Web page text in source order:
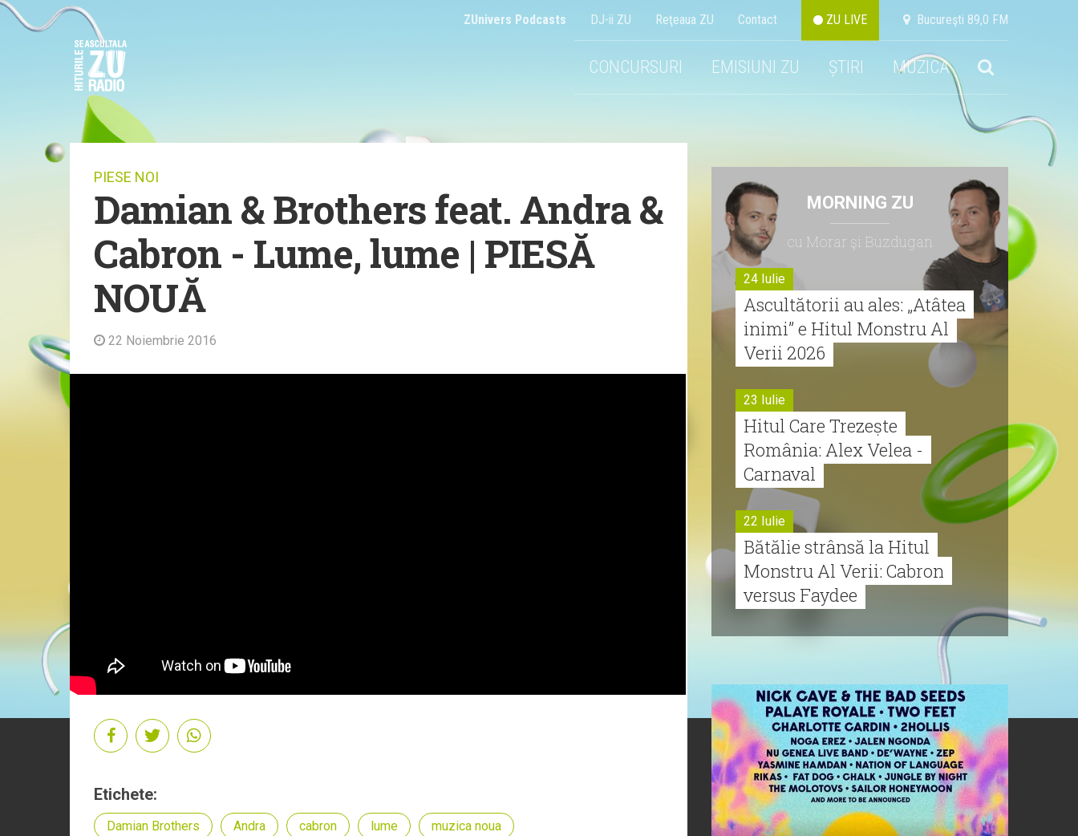
ZUnivers Podcasts DJ-ii ZU Reţeaua ZU Contact ZU LIVE Bucureşti 89,0 FM
CONCURSURI EMISIUNI ZU ȘTIRI MUZICA
PIESE NOI
Damian & Brothers feat. Andra &
Cabron - Lume, lume | PIESĂ
NOUĂ
22 Noiembrie 2016
Etichete:
Damian Brothers Andra cabron lume muzica noua
MORNING ZU
cu Morar şi Buzdugan
24 Iulie
Ascultătorii au ales: „Atâtea
inimi” e Hitul Monstru Al
Verii 2026
23 Iulie
Hitul Care Trezește
România: Alex Velea -
Carnaval
22 Iulie
Bătălie strânsă la Hitul
Monstru Al Verii: Cabron
versus Faydee
Cabron vine cu Hitul
Monstru al Verii
20 Iulie
Episod nou | Muzica Aia x
DJ Christian Thomson